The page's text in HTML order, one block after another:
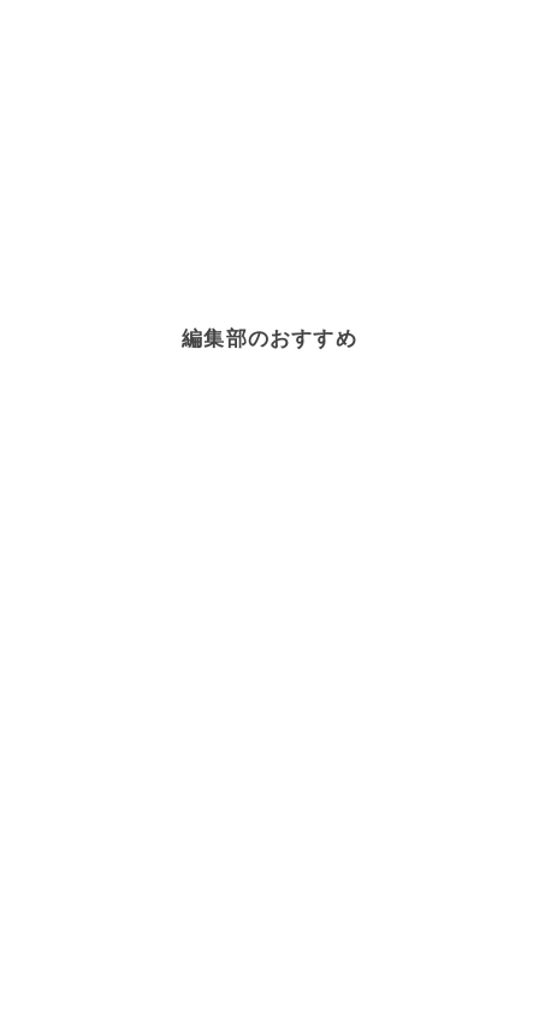
編集部のおすすめ